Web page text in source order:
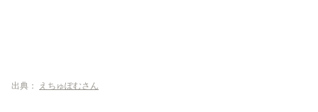
出典： えちゅぽむさん